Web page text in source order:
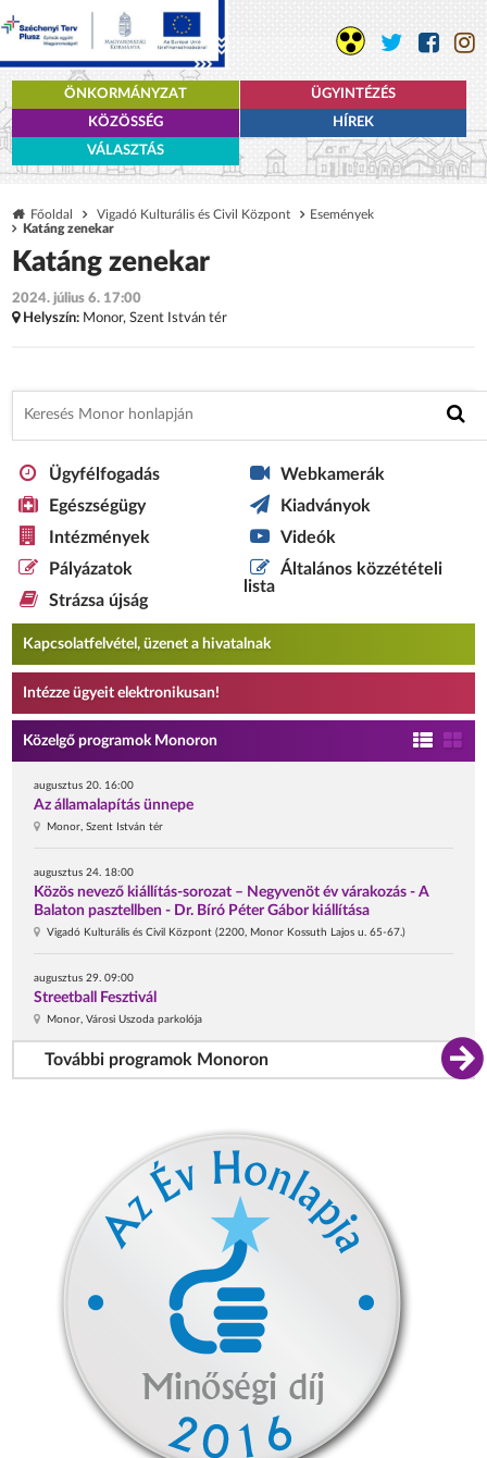
ÖNKORMÁNYZAT
ÜGYINTÉZÉS
KÖZÖSSÉG
HÍREK
VÁLASZTÁS
Főoldal Vigadó Kulturális és Civil Központ
Események
Katáng zenekar
Katáng zenekar
2024. július 6. 17:00
Helyszín: Monor, Szent István tér
Ügyfélfogadás
Egészségügy
Intézmények
Pályázatok
Strázsa újság
Webkamerák
Kiadványok
Videók
Általános közzétételi
lista
Kapcsolatfelvétel, üzenet a hivatalnak
Intézze ügyeit elektronikusan!
Közelgő programok Monoron
augusztus 20. 16:00
Az államalapítás ünnepe
Monor, Szent István tér
augusztus 24. 18:00
Közös nevező kiállítás-sorozat – Negyvenöt év várakozás - A
Balaton pasztellben - Dr. Bíró Péter Gábor kiállítása
Vigadó Kulturális és Civil Központ (2200, Monor Kossuth Lajos u. 65-67.)
augusztus 29. 09:00
Streetball Fesztivál
Monor, Városi Uszoda parkolója
További programok Monoron